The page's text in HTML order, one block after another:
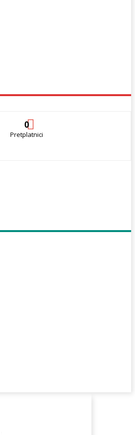
0
Pretplatnici